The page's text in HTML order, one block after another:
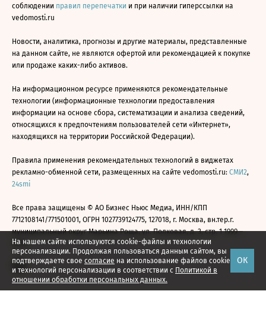
На нашем сайте используются cookie-файлы и технологии
персонализации. Продолжая пользоваться данным сайтом, вы
подтверждаете свое согласие на использование файлов cookie
и технологий персонализации в соответствии с Политикой в
отношении обработки персональных данных.
ОК
соблюдении правил перепечатки и при наличии гиперссылки на
vedomosti.ru
Новости, аналитика, прогнозы и другие материалы, представленные
на данном сайте, не являются офертой или рекомендацией к покупке
или продаже каких-либо активов.
На информационном ресурсе применяются рекомендательные
технологии (информационные технологии предоставления
информации на основе сбора, систематизации и анализа сведений,
относящихся к предпочтениям пользователей сети «Интернет»,
находящихся на территории Российской Федерации).
Правила применения рекомендательных технологий в виджетах
рекламно-обменной сети, размещенных на сайте vedomosti.ru: СМИ2,
24smi
Все права защищены © АО Бизнес Ньюс Медиа, ИНН/КПП
7712108141/771501001, ОГРН 1027739124775, 127018, г. Москва, вн.тер.г.
муниципальный округ Марьина Роща, ул. Полковая, д. 3, стр. 1 1999—
2026